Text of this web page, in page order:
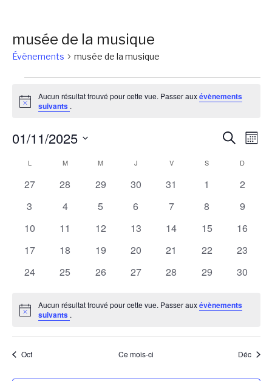
musée de la musique
Évènements musée de la musique
Notice
Aucun résultat trouvé pour cette vue. Passer auxévènements
suivants .
de
Mois
01/11/2025
date.
Calendrier
de
Évènements
LLUNDI MMARDI M MERCREDI
J VVENDREDIS D
0
27
0
28
0
29
0
30
0
31
0
1
0
2
0
3
0
4
0
5
0
6
0
7
0
8
0
9
0
10
0
11
0
12
0
13
0
14
0
15
0
16
0
17
0
18
0
19
0
20
0
21
0
22
0
23
0
24
0
25
0
26
0
27
0
28
0
29
0
30
Notice
Aucun résultat trouvé pour cette vue. Passer auxévènements
suivants .
Oct Ce mois-ci Déc